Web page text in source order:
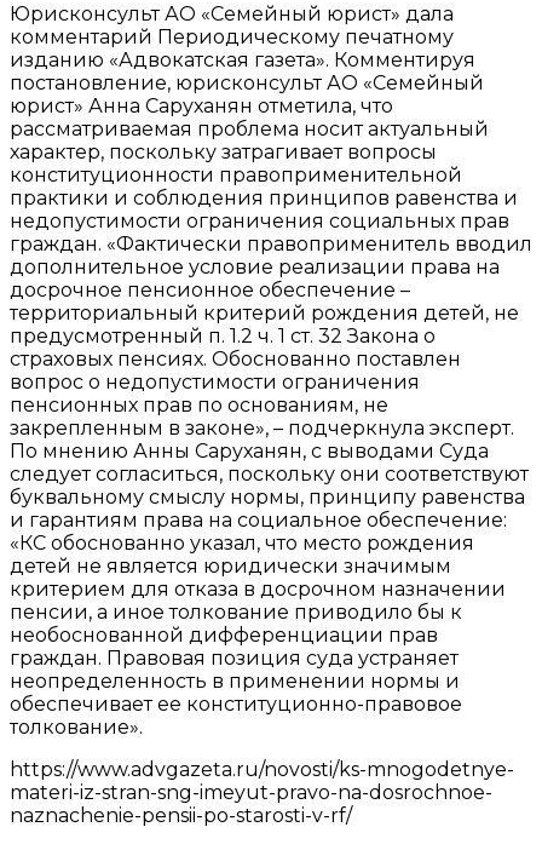
Юрисконсульт АО «Семейный юрист» дала
комментарий Периодическому печатному
изданию «Адвокатская газета». Комментируя
постановление, юрисконсульт АО «Семейный
юрист» Анна Саруханян отметила, что
рассматриваемая проблема носит актуальный
характер, поскольку затрагивает вопросы
конституционности правоприменительной
практики и соблюдения принципов равенства и
недопустимости ограничения социальных прав
граждан. «Фактически правоприменитель вводил
дополнительное условие реализации права на
досрочное пенсионное обеспечение –
территориальный критерий рождения детей, не
предусмотренный п. 1.2 ч. 1 ст. 32 Закона о
страховых пенсиях. Обоснованно поставлен
вопрос о недопустимости ограничения
пенсионных прав по основаниям, не
закрепленным в законе», – подчеркнула эксперт.
По мнению Анны Саруханян, с выводами Суда
следует согласиться, поскольку они соответствуют
буквальному смыслу нормы, принципу равенства
и гарантиям права на социальное обеспечение:
«КС обоснованно указал, что место рождения
детей не является юридически значимым
критерием для отказа в досрочном назначении
пенсии, а иное толкование приводило бы к
необоснованной дифференциации прав
граждан. Правовая позиция суда устраняет
неопределенность в применении нормы и
обеспечивает ее конституционно-правовое
толкование».
https://www.advgazeta.ru/novosti/ks-mnogodetnye-
materi-iz-stran-sng-imeyut-pravo-na-dosrochnoe-
naznachenie-pensii-po-starosti-v-rf/